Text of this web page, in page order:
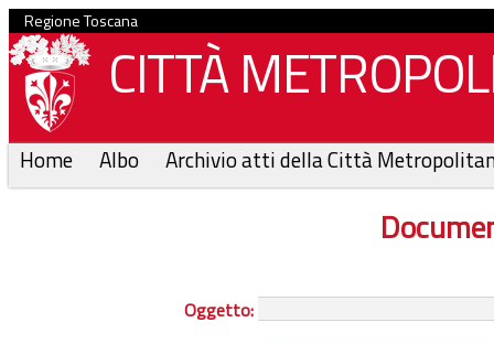
Regione Toscana
CITTÀ
Home Albo Archivio atti della Città
Oggetto: